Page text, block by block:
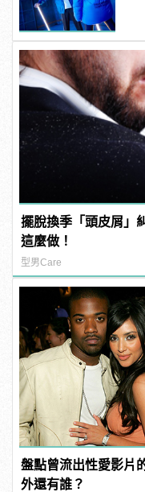
擺脫換季「頭皮屑」
這麼做！
型男Care
盤點曾流出性愛影片
外還有誰？